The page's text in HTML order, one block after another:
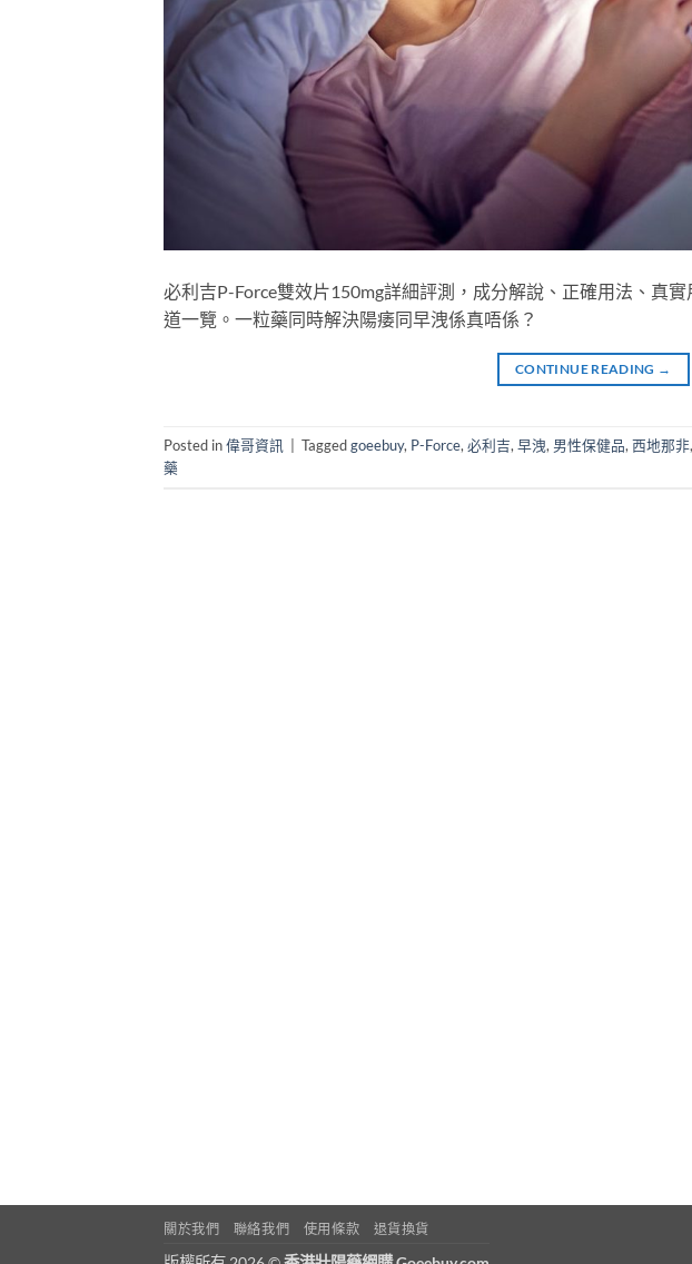
必利吉P-Force雙效片150mg詳細評測，成分解說、正確用法、真
道一覽。一粒藥同時解決陽痿同早洩係真唔係？
CONTINUE READING →
Posted in偉哥資訊 Taggedgoeebuy, P-Force,必利吉,早洩, 男性保健品,西地那非,
藥
關於我們 聯絡我們 使用條款 退貨換貨